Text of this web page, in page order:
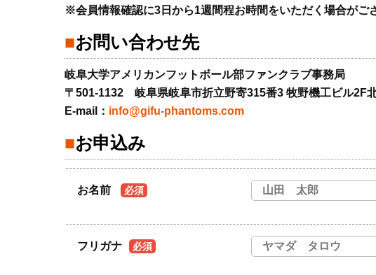
※会員情報確認に3日から1週間程お時間をいただく場合がご
お問い合わせ先
岐阜大学アメリカンフットボール部ファンクラブ事務局
〒501-1132 岐阜県岐阜市折立野寄315番3 牧野機工ビル2F
E-mail： info@gifu-phantoms.com
お申込み
お名前 必須
フリガナ 必須